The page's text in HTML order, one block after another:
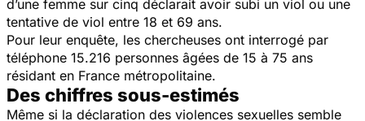
d’une femme sur cinq déclarait avoir subi un viol ou une
tentative de viol entre 18 et 69 ans.
Pour leur enquête, les chercheuses ont interrogé par
téléphone 15.216 personnes âgées de 15 à 75 ans
résidant en France métropolitaine.
Des chiffres sous-estimés
Même si la déclaration des violences sexuelles semble